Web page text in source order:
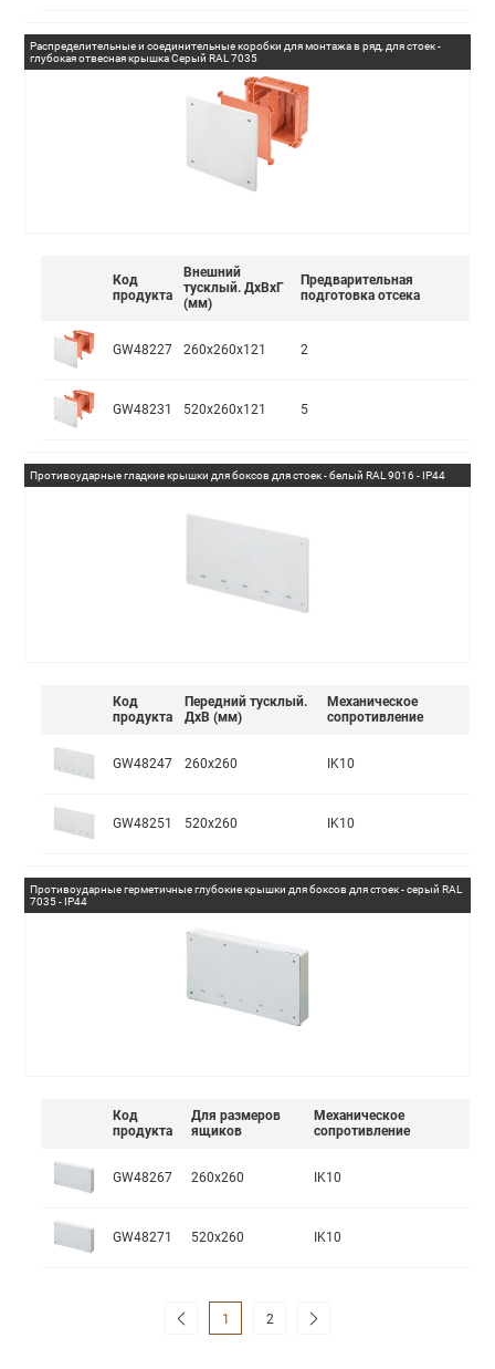
Распределительные и соединительные коробки для монтажа в ряд, для стоек -
глубокая отвесная крышка Серый RAL 7035
Код
продукта
Внешний
тусклый. ДxВxГ
(мм)
Предварительная
подготовка отсека
GW48227 260x260x121 2
GW48231 520x260x121 5
Противоударные гладкие крышки для боксов для стоек - белый RAL 9016 - IP44
Код
продукта
Передний тусклый.
ДхВ (мм)
Механическое
сопротивление
GW48247 260x260 IK10
GW48251 520x260 IK10
Противоударные герметичные глубокие крышки для боксов для стоек - серый RAL
7035 - IP44
Код
продукта
Для размеров
ящиков
Механическое
сопротивление
GW48267 260x260 IK10
GW48271 520x260 IK10
1 2